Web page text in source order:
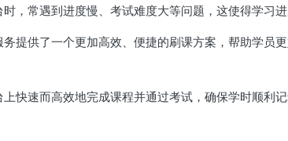
，常遇到进度慢、考试难度大等问题，这使得学习进
提供了一个更加高效、便捷的刷课方案，帮助学员
快速而高效地完成课程并通过考试，确保学时顺利记